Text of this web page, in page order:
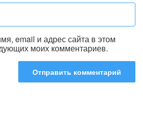
email и адрес сайта в этом
моих комментариев.